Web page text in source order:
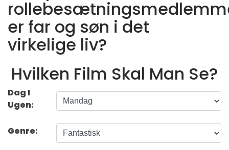
er far og søn i det
virkelige liv?
Hvilken Film Skal Man Se?
Dag I
Ugen:
Genre: